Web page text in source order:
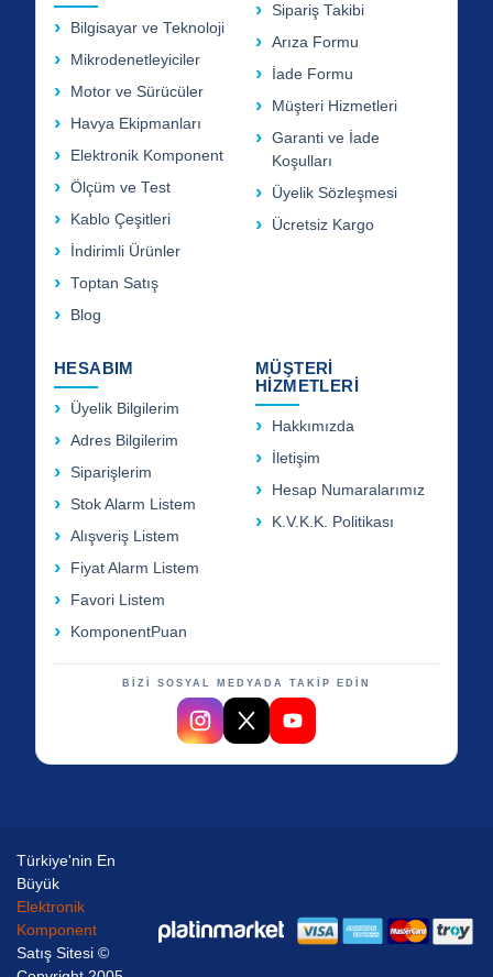
Bilgisayar ve Teknoloji
Mikrodenetleyiciler
Motor ve Sürücüler
Havya Ekipmanları
Elektronik Komponent
Ölçüm ve Test
Kablo Çeşitleri
İndirimli Ürünler
Toptan Satış
Blog
Sipariş Takibi
Arıza Formu
İade Formu
Müşteri Hizmetleri
Garanti ve İade
Koşulları
Üyelik Sözleşmesi
Ücretsiz Kargo
HESABIM
Üyelik Bilgilerim
Adres Bilgilerim
Siparişlerim
Stok Alarm Listem
Alışveriş Listem
Fiyat Alarm Listem
Favori Listem
KomponentPuan
MÜŞTERİ
HİZMETLERİ
Hakkımızda
İletişim
Hesap Numaralarımız
K.V.K.K. Politikası
BİZİ SOSYAL MEDYADA TAKİP EDİN
Türkiye'nin En
Büyük
Elektronik
Komponent
Satış Sitesi ©